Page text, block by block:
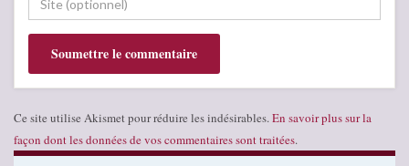
Ce site utilise Akismet pour réduire les indésirables. En savoir plus sur la
façon dont les données de vos commentaires sont traitées.